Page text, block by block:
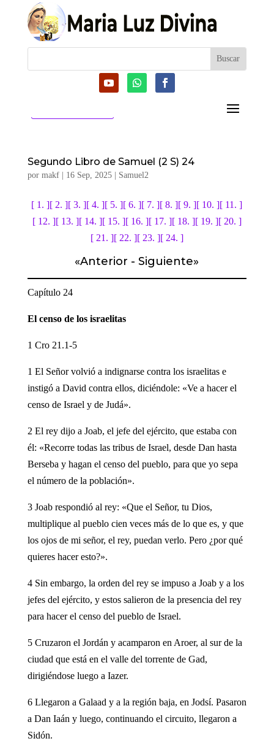
Segundo Libro de Samuel (2 S) 24
por makf| 16 Sep, 2025| Samuel2
[ 1. ][ 2. ][ 3. ][ 4. ][ 5. ][ 6. ][ 7. ][ 8. ][ 9. ][ 10. ][ 11. ]
[ 12. ][ 13. ][ 14. ][ 15. ][ 16. ][ 17. ][ 18. ][ 19. ][ 20. ]
[ 21. ][ 22. ][ 23. ][ 24. ]
«Anterior -Siguiente»
Capítulo 24
El censo de los israelitas
1 Cro 21.1-5
1 El Señor volvió a indignarse contra los israelitas e
instigó a David contra ellos, diciéndole: «Ve a hacer el
censo de Israel y de Judá».
2 El rey dijo a Joab, el jefe del ejército, que estaba con
él: «Recorre todas las tribus de Israel, desde Dan hasta
Berseba y hagan el censo del pueblo, para que yo sepa
el número de la población».
3 Joab respondió al rey: «Que el Señor, tu Dios,
multiplique al pueblo cien veces más de lo que es, y que
los ojos de mi señor, el rey, puedan verlo. Pero ¿por qué
quieres hacer esto?».
4 Sin embargo, la orden del rey se impuso a Joab y a los
jefes del ejército, y estos salieron de la presencia del rey
para hacer el censo del pueblo de Israel.
5 Cruzaron el Jordán y acamparon en Aroer, al sur de la
ciudad que está en el valle del torrente de Gad,
dirigiéndose luego a Iazer.
6 Llegaron a Galaad y a la región baja, en Jodsí. Pasaron
a Dan Iaán y luego, continuando el circuito, llegaron a
Sidón.